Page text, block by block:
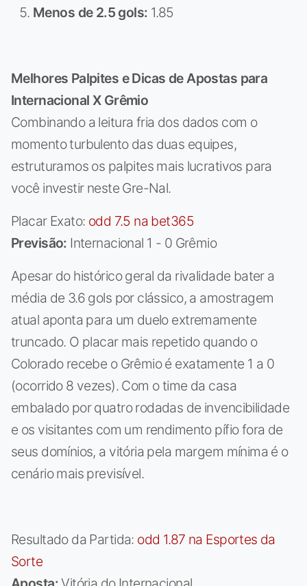
Menos de 2.5 gols: 1.85
Melhores Palpites e Dicas de Apostas para
Internacional X Grêmio
Combinando a leitura fria dos dados com o
momento turbulento das duas equipes,
estruturamos os palpites mais lucrativos para
você investir neste Gre-Nal.
Placar Exato: odd 7.5 na bet365
Previsão: Internacional 1 - 0 Grêmio
Apesar do histórico geral da rivalidade bater a
média de 3.6 gols por clássico, a amostragem
atual aponta para um duelo extremamente
truncado. O placar mais repetido quando o
Colorado recebe o Grêmio é exatamente 1 a 0
(ocorrido 8 vezes). Com o time da casa
embalado por quatro rodadas de invencibilidade
e os visitantes com um rendimento pífio fora de
seus domínios, a vitória pela margem mínima é o
cenário mais previsível.
Resultado da Partida: odd 1.87 na Esportes da
Sorte